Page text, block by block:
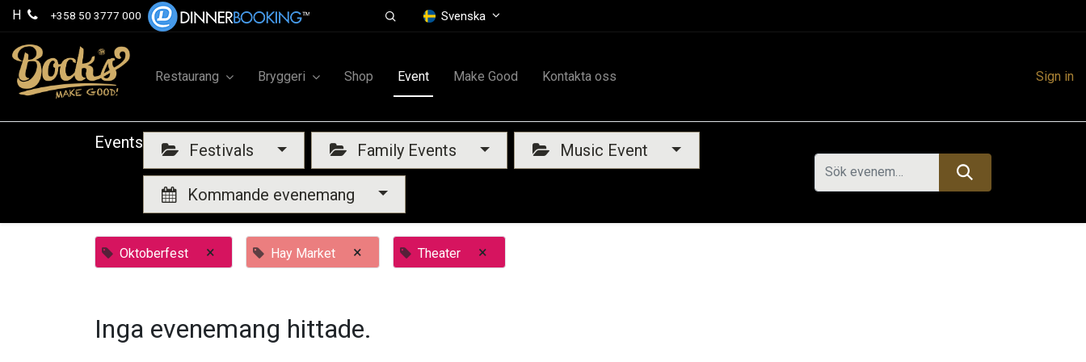
H +358 50 3777 000 Svenska
Restaurang Bryggeri Shop Event Make Good Kontakta oss Sign in
Events Festivals Family Events Music Event
Kommande evenemang
Oktoberfest × Hay Market × Theater ×
Inga evenemang hittade.